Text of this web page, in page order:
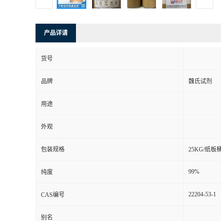
产品详请
货号
品牌 魏氏试剂
用途
外观
包装规格 25KG/纸板
纯度 99%
CAS编号 22204-53-1
别名